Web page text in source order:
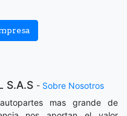
S.A.S - Sobre Nosotros
mas grande de